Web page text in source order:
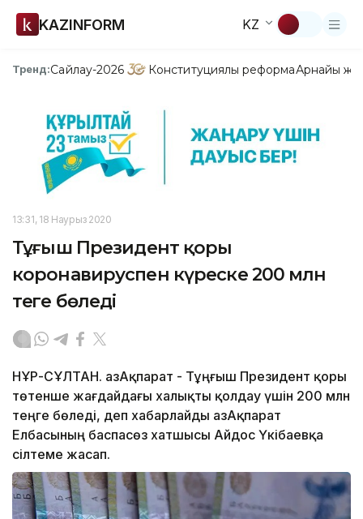
KAZINFORM KZ
Тренд:Сайлау-2026 Конституциялық реформаАрнайы
13:31, 18 Наурыз 2020
Тұңғыш Президент қоры
коронавируспен күреске 200 млн
теңге бөледі
НҰР-СҰЛТАН. ҚазАқпарат - Тұңғыш Президент қоры
төтенше жағдайдағы халықты қолдау үшін 200 млн
теңге бөледі, деп хабарлайды ҚазАқпарат
Елбасының баспасөз хатшысы Айдос Үкібаевқа
сілтеме жасап.